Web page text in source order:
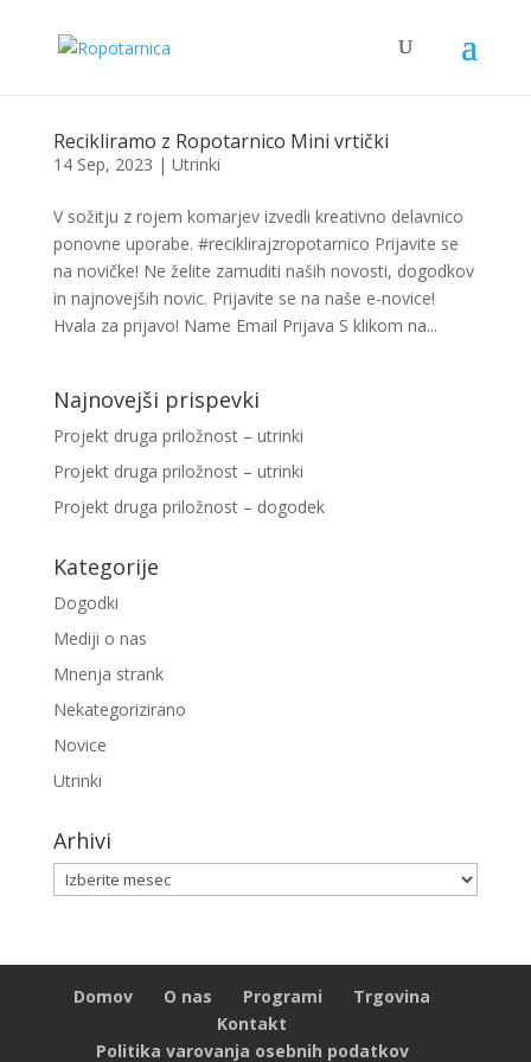
Recikliramo z Ropotarnico Mini vrtički
14 Sep, 2023 | Utrinki
V sožitju z rojem komarjev izvedli kreativno delavnico
ponovne uporabe. #reciklirajzropotarnico Prijavite se
na novičke! Ne želite zamuditi naših novosti, dogodkov
in najnovejših novic. Prijavite se na naše e-novice!
Hvala za prijavo! Name Email Prijava S klikom na...
Najnovejši prispevki
Projekt druga priložnost – utrinki
Projekt druga priložnost – utrinki
Projekt druga priložnost – dogodek
Kategorije
Dogodki
Mediji o nas
Mnenja strank
Nekategorizirano
Novice
Utrinki
Arhivi
Arhivi
Domov O nas Programi
Trgovina
Kontakt
Politika varovanja osebnih podatkov